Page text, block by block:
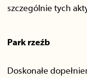
szczególnie tych
Park rzeźb
Doskonałe